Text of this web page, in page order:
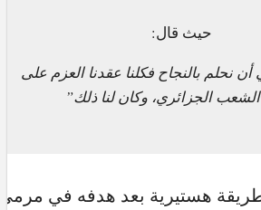
حيث قال:
نحلم بالنجاح فكلنا عقدنا العزم على
الجزائري، وكان لنا ذلك”
هستيرية بعد هدفه في